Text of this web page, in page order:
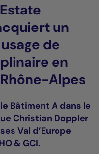
un
de
en
Alpes
Bâtiment A dans le
Christian Doppler
Val d’Europe
& GCI.